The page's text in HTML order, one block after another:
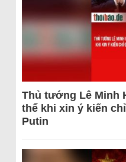
Thủ tướng Lê Minh
thể khi xin ý kiến
Putin